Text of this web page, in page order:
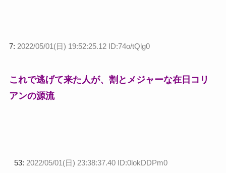
7: 2022/05/01(日) 19:52:25.12 ID:74o/tQlg0
これで逃げて来た人が、割とメジャーな在日コリ
アンの源流
53: 2022/05/01(日) 23:38:37.40 ID:0lokDDPm0